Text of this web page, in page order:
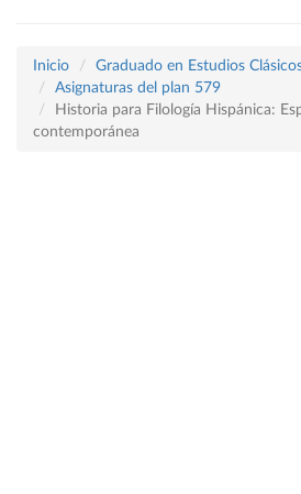
Inicio
Graduado en Estudios
Asignaturas del plan 579
Historia para Filología Hispánica:
contemporánea